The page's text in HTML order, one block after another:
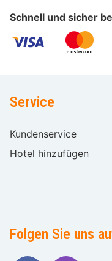
Schnell und sicher
Service
Kundenservice
Hotel hinzufügen
Folgen Sie uns